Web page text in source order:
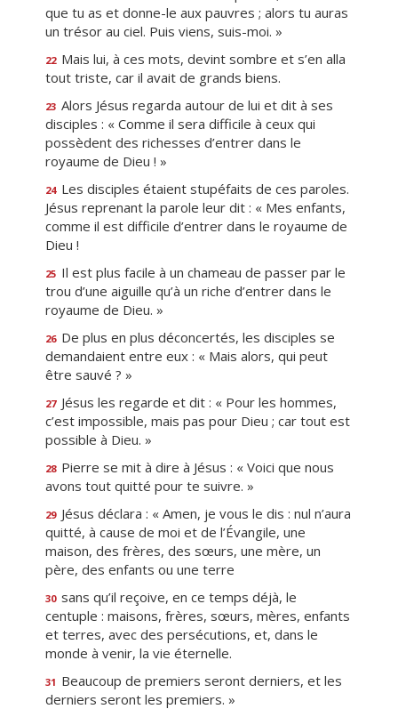
que tu as et donne-le aux pauvres ; alors tu auras
un trésor au ciel. Puis viens, suis-moi. »
22 Mais lui, à ces mots, devint sombre et s’en alla
tout triste, car il avait de grands biens.
23 Alors Jésus regarda autour de lui et dit à ses
disciples : « Comme il sera difficile à ceux qui
possèdent des richesses d’entrer dans le
royaume de Dieu ! »
24 Les disciples étaient stupéfaits de ces paroles.
Jésus reprenant la parole leur dit : « Mes enfants,
comme il est difficile d’entrer dans le royaume de
Dieu !
25 Il est plus facile à un chameau de passer par le
trou d’une aiguille qu’à un riche d’entrer dans le
royaume de Dieu. »
26 De plus en plus déconcertés, les disciples se
demandaient entre eux : « Mais alors, qui peut
être sauvé ? »
27 Jésus les regarde et dit : « Pour les hommes,
c’est impossible, mais pas pour Dieu ; car tout est
possible à Dieu. »
28 Pierre se mit à dire à Jésus : « Voici que nous
avons tout quitté pour te suivre. »
29 Jésus déclara : « Amen, je vous le dis : nul n’aura
quitté, à cause de moi et de l’Évangile, une
maison, des frères, des sœurs, une mère, un
père, des enfants ou une terre
30 sans qu’il reçoive, en ce temps déjà, le
centuple : maisons, frères, sœurs, mères, enfants
et terres, avec des persécutions, et, dans le
monde à venir, la vie éternelle.
31 Beaucoup de premiers seront derniers, et les
derniers seront les premiers. »